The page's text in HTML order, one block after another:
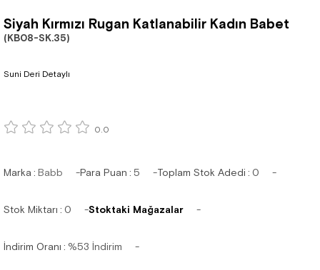
Siyah Kırmızı Rugan Katlanabilir Kadın Babet
(KB08-SK.35)
Suni Deri Detaylı
0.0
Marka : Babb Para Puan : 5 Toplam Stok Adedi : 0
Stok Miktarı : 0 Stoktaki Mağazalar
İndirim Oranı : %53 İndirim